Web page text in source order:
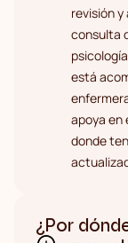
revisión
consulta
está
apoya en
donde
¿Por